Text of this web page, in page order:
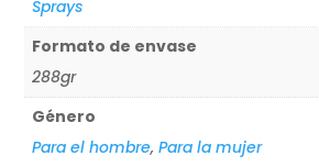
Sprays
Formato de envase
288gr
Género
Para el hombre,Para la mujer